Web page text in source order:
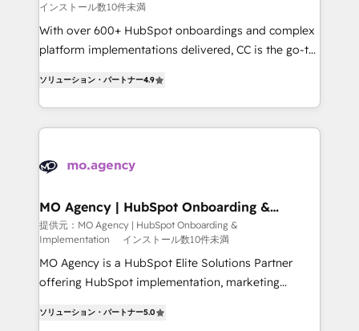
route to your revenue goals. We have successfully
supported over 500 organisations with HubSpot
implementation, optimisation, training, and
methodology will ensure that you receive the best
deployment experience possible. Whether you are
new to HubSpot or seeking to turn around a poor
expertise to deliver the solutions you need.
インストール数10件未満
With over 600+ HubSpot onboardings and complex
platform implementations delivered, CC is the go-to
migrate, replatform, and scale smarter. We specialize
in high-impact CRM and CMS migrations and
onboarding from platforms like Salesforce, NetSuite,
WordPress and legacy CRMs, turning fragmented
architectures that accelerate revenue operations and
performance. - Multi-object CRM migration, cleanup,
and implementation. - Pre-built and custom
integrations across your full tech stack. - Custom
object setup, CMS builds, and full-funnel automation.
nurturing sequences. - Cross-hub setup across
ソリューション・パートナー4.9
MO Agency | HubSpot Onboarding &
Implementation
提供元：MO Agency | HubSpot Onboarding &
Implementation
インストール数10件未満
MO Agency is a HubSpot Elite Solutions Partner
offering HubSpot implementation, marketing
paid media, content marketing, AEO and GEO (AI
ソリューション・パートナー5.0